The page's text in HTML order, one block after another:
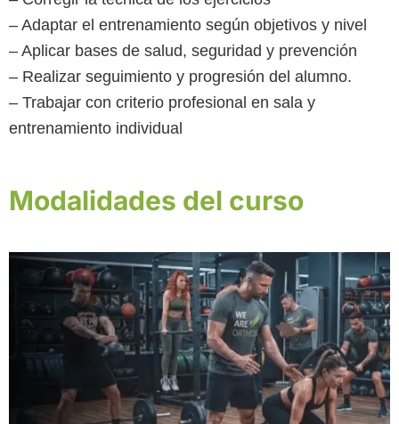
– Adaptar el entrenamiento según objetivos y nivel
– Aplicar bases de salud, seguridad y prevención
– Realizar seguimiento y progresión del alumno.
– Trabajar con criterio profesional en sala y
entrenamiento individual
Modalidades del curso